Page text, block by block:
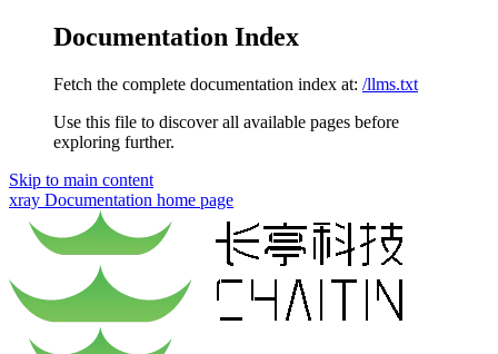
Documentation Index
Fetch the complete documentation index at: /llms.txt
Use this file to discover all available pages before
exploring further.
Skip to main content
xray Documentation home page